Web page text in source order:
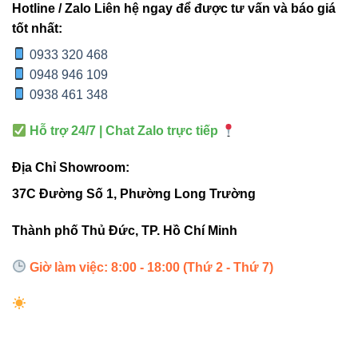
Công
Góc
bảo vệ
IP66
Tuổi thọ
30.000 giờ
8.000-12.000 giờ
50-70, màu sắc kém
Hotline / Zalo Liên hệ ngay để được tư vấn và báo giá
tốt nhất:
0933 320 468
0948 946 109
0938 461 348
Hỗ trợ 24/7 | Chat Zalo trực tiếp
Địa Chỉ Showroom:
37C Đường Số 1, Phường Long Trường
Thành phố Thủ Đức, TP. Hồ Chí Minh
Giờ làm việc: 8:00 - 18:00 (Thứ 2 - Thứ 7)